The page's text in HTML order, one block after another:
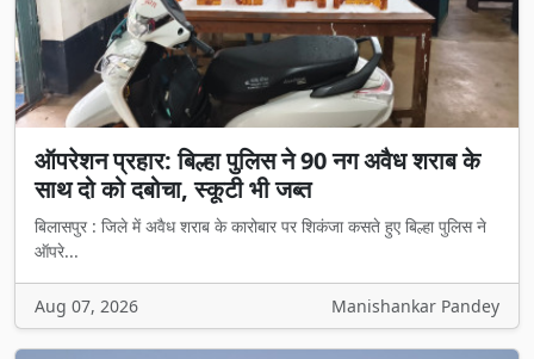
ऑपरेशन प्रहार: बिल्हा पुलिस ने 90 नग अवैध शराब के
साथ दो को दबोचा, स्कूटी भी जब्त
बिलासपुर : जिले में अवैध शराब के कारोबार पर शिकंजा कसते हुए बिल्हा पुलिस ने
ऑपरे...
Aug 07, 2026 Manishankar Pandey